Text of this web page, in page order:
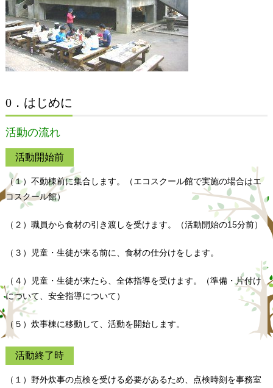
0．はじめに
活動の流れ
活動開始前
（１）不動棟前に集合します。（エコスクール館で実施の場合はエ
コスクール館）
（２）職員から食材の引き渡しを受けます。（活動開始の15分前）
（３）児童・生徒が来る前に、食材の仕分けをします。
（４）児童・生徒が来たら、全体指導を受けます。（準備・片付け
について、安全指導について）
（５）炊事棟に移動して、活動を開始します。
活動終了時
（１）野外炊事の点検を受ける必要があるため、点検時刻を事務室